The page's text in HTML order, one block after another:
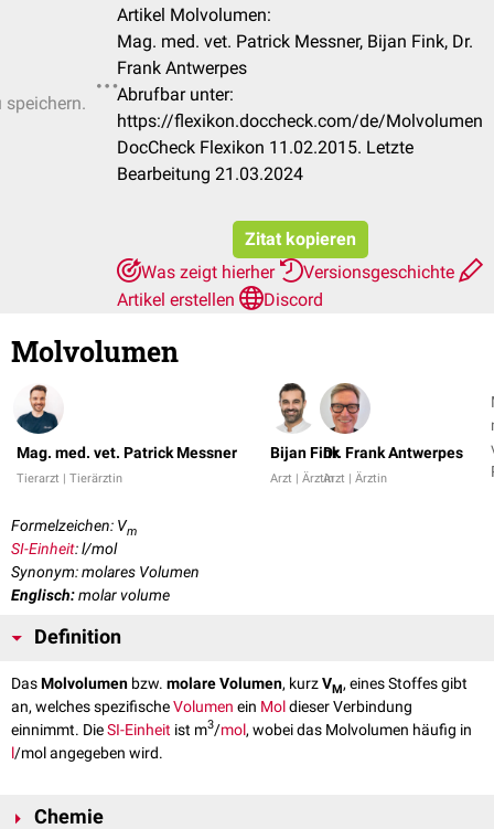
speichern.
Artikel Molvolumen:
Mag. med. vet. Patrick Messner, Bijan Fink, Dr.
Frank Antwerpes
Abrufbar unter:
https://flexikon.doccheck.com/de/Molvolumen
DocCheck Flexikon 11.02.2015. Letzte
Bearbeitung 21.03.2024
Zitat kopieren
Was zeigt hierher
Versionsgeschichte
Artikel erstellen
Discord
Molvolumen
Mag. med. vet. Patrick Messner
Tierarzt | Tierärztin
Bijan Fink
Arzt | Ärztin
Dr. Frank Antwerpes
Arzt | Ärztin
Formelzeichen: Vm
SI-Einheit: l/mol
Synonym: molares Volumen
Englisch:molar volume
Definition
DasMolvolumen bzw. molare Volumen, kurzVM, eines Stoffes gibt
an, welches spezifischeVolumen ein Moldieser Verbindung
einnimmt. DieSI-Einheit ist m3/mol, wobei das Molvolumen häufig in
l/mol angegeben wird.
Chemie